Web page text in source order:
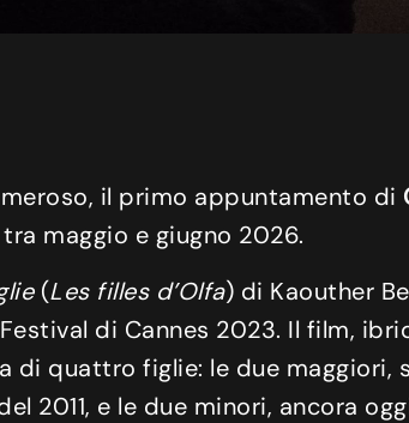
il primo appuntamento di
maggio e giugno 2026.
(Les filles d’Olfa) di Kaouther
di Cannes 2023. Il film,
quattro figlie: le due maggiori,
2011, e le due minori, ancora